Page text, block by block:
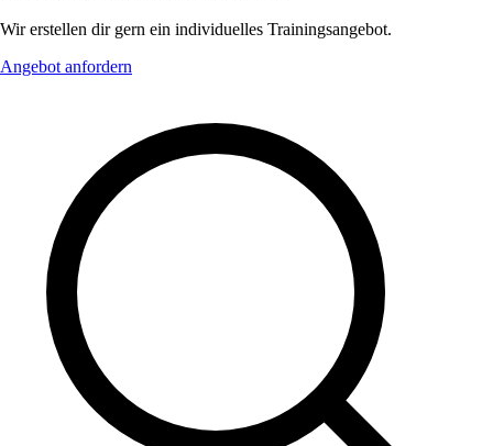
Wir erstellen dir gern ein individuelles Trainingsangebot.
Angebot anfordern